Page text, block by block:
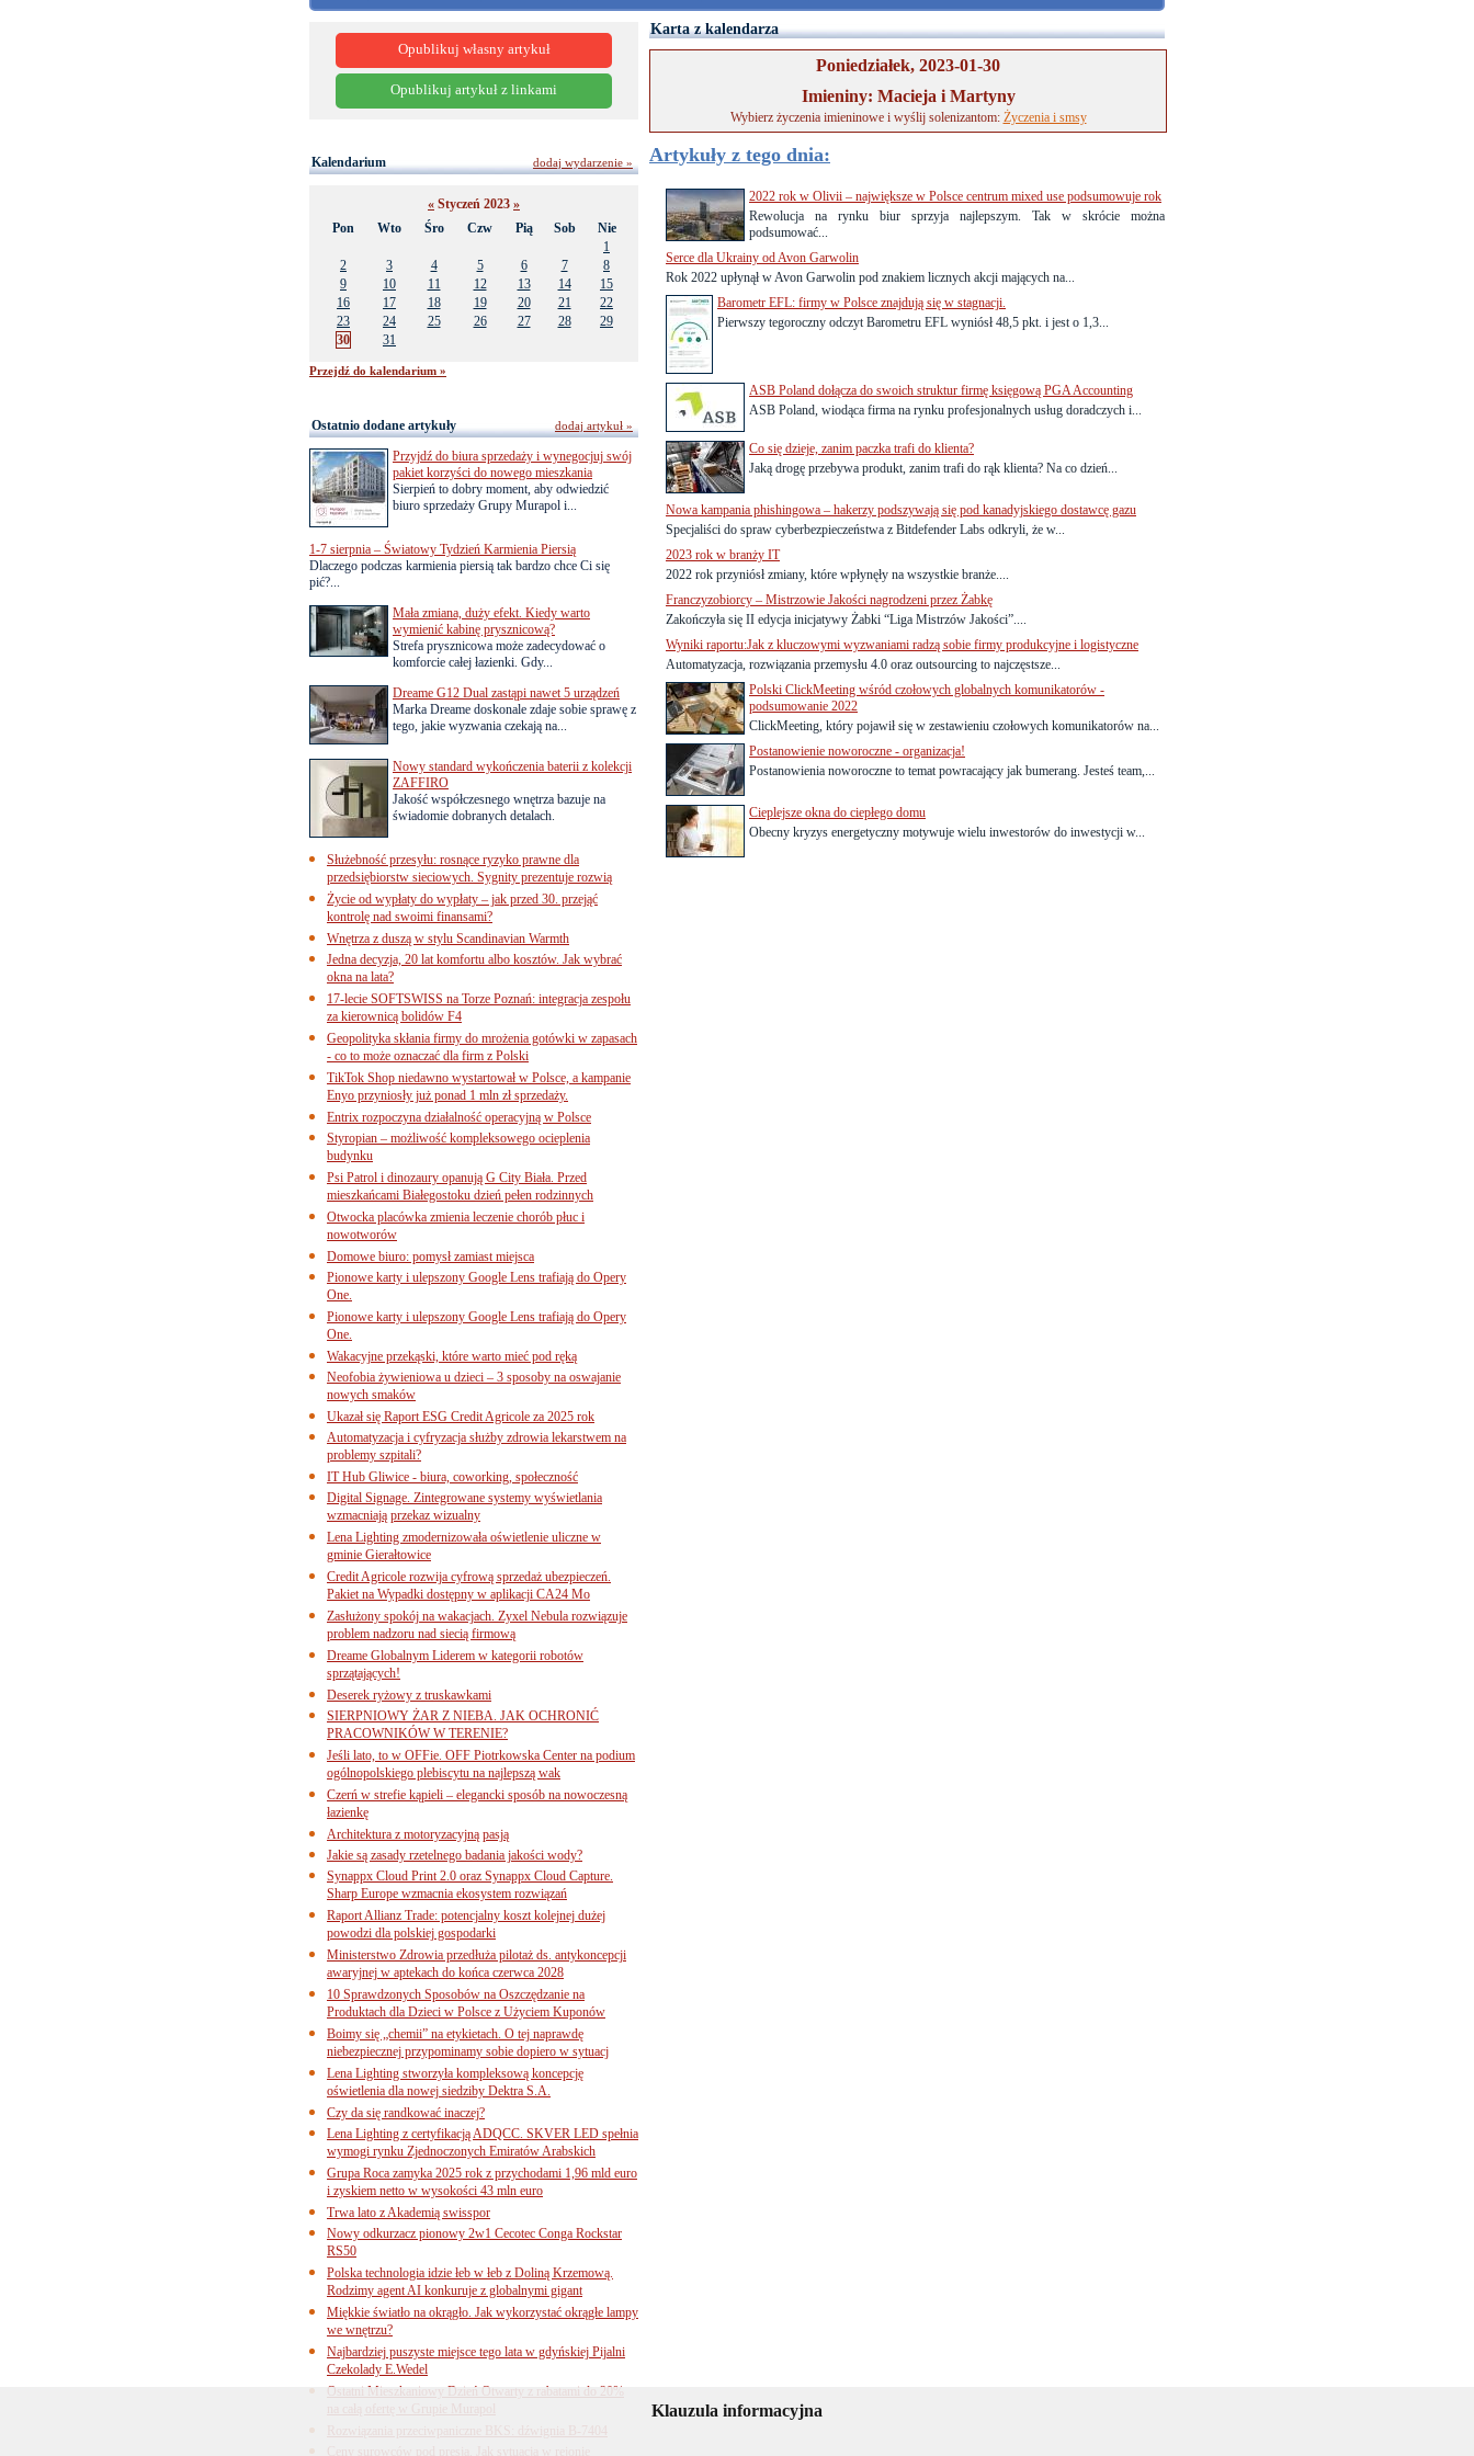
Karta z kalendarza
Poniedziałek, 2023-01-30
Imieniny: Macieja i Martyny
Wybierz życzenia imieninowe i wyślij solenizantom: Życzenia i smsy
Artykuły z tego dnia:
2022 rok w Olivii – największe w Polsce centrum mixed use podsumowuje rok
Rewolucja na rynku biur sprzyja najlepszym. Tak w skrócie można
podsumować...
Serce dla Ukrainy od Avon Garwolin
Rok 2022 upłynął w Avon Garwolin pod znakiem licznych akcji mających na...
Barometr EFL: firmy w Polsce znajdują się w stagnacji.
Pierwszy tegoroczny odczyt Barometru EFL wyniósł 48,5 pkt. i jest o 1,3...
ASB Poland dołącza do swoich struktur firmę księgową PGA Accounting
ASB Poland, wiodąca firma na rynku profesjonalnych usług doradczych i...
Co się dzieje, zanim paczka trafi do klienta?
Jaką drogę przebywa produkt, zanim trafi do rąk klienta? Na co dzień...
Nowa kampania phishingowa – hakerzy podszywają się pod kanadyjskiego dostawcę gazu
Specjaliści do spraw cyberbezpieczeństwa z Bitdefender Labs odkryli, że w...
2023 rok w branży IT
2022 rok przyniósł zmiany, które wpłynęły na wszystkie branże....
Franczyzobiorcy – Mistrzowie Jakości nagrodzeni przez Żabkę
Zakończyła się II edycja inicjatywy Żabki “Liga Mistrzów Jakości”....
Wyniki raportu:Jak z kluczowymi wyzwaniami radzą sobie firmy produkcyjne i logistyczne
Automatyzacja, rozwiązania przemysłu 4.0 oraz outsourcing to najczęstsze...
Polski ClickMeeting wśród czołowych globalnych komunikatorów -
podsumowanie 2022
ClickMeeting, który pojawił się w zestawieniu czołowych komunikatorów na...
Postanowienie noworoczne - organizacja!
Postanowienia noworoczne to temat powracający jak bumerang. Jesteś team,...
Cieplejsze okna do ciepłego domu
Obecny kryzys energetyczny motywuje wielu inwestorów do inwestycji w...
Opublikuj własny artykuł
Opublikuj artykuł z linkami
Kalendarium
« Styczeń 2023 »
Pon
Wto Śro Czw Pią Sob
Nie
1
2
3 4 5 6 7
8
9
10 11 12 13 14
15
16
17 18 19 20 21
22
23
24 25 26 27 28
29
30
31
Przejdź do kalendarium »
dodaj wydarzenie »
Ostatnio dodane artykuły
Przyjdź do biura sprzedaży i wynegocjuj swój
pakiet korzyści do nowego mieszkania
Sierpień to dobry moment, aby odwiedzić
biuro sprzedaży Grupy Murapol i...
1-7 sierpnia – Światowy Tydzień Karmienia Piersią
Dlaczego podczas karmienia piersią tak bardzo chce Ci się
pić?...
Mała zmiana, duży efekt. Kiedy warto
wymienić kabinę prysznicową?
Strefa prysznicowa może zadecydować o
komforcie całej łazienki. Gdy...
Dreame G12 Dual zastąpi nawet 5 urządzeń
Marka Dreame doskonale zdaje sobie sprawę z
tego, jakie wyzwania czekają na...
Nowy standard wykończenia baterii z kolekcji
ZAFFIRO
Jakość współczesnego wnętrza bazuje na
świadomie dobranych detalach.
Służebność przesyłu: rosnące ryzyko prawne dla
przedsiębiorstw sieciowych. Sygnity prezentuje rozwią
Życie od wypłaty do wypłaty – jak przed 30. przejąć
kontrolę nad swoimi finansami?
Wnętrza z duszą w stylu Scandinavian Warmth
Jedna decyzja, 20 lat komfortu albo kosztów. Jak wybrać
okna na lata?
17-lecie SOFTSWISS na Torze Poznań: integracja zespołu
za kierownicą bolidów F4
Geopolityka skłania firmy do mrożenia gotówki w zapasach
- co to może oznaczać dla firm z Polski
TikTok Shop niedawno wystartował w Polsce, a kampanie
Enyo przyniosły już ponad 1 mln zł sprzedaży.
Entrix rozpoczyna działalność operacyjną w Polsce
Styropian – możliwość kompleksowego ocieplenia
budynku
Psi Patrol i dinozaury opanują G City Biała. Przed
mieszkańcami Białegostoku dzień pełen rodzinnych
Otwocka placówka zmienia leczenie chorób płuc i
nowotworów
Domowe biuro: pomysł zamiast miejsca
Pionowe karty i ulepszony Google Lens trafiają do Opery
One.
Pionowe karty i ulepszony Google Lens trafiają do Opery
One.
Wakacyjne przekąski, które warto mieć pod ręką
Neofobia żywieniowa u dzieci – 3 sposoby na oswajanie
nowych smaków
Ukazał się Raport ESG Credit Agricole za 2025 rok
Automatyzacja i cyfryzacja służby zdrowia lekarstwem na
problemy szpitali?
IT Hub Gliwice - biura, coworking, społeczność
Digital Signage. Zintegrowane systemy wyświetlania
wzmacniają przekaz wizualny
Lena Lighting zmodernizowała oświetlenie uliczne w
gminie Gierałtowice
Credit Agricole rozwija cyfrową sprzedaż ubezpieczeń.
Pakiet na Wypadki dostępny w aplikacji CA24 Mo
Zasłużony spokój na wakacjach. Zyxel Nebula rozwiązuje
problem nadzoru nad siecią firmową
Dreame Globalnym Liderem w kategorii robotów
sprzątających!
Deserek ryżowy z truskawkami
SIERPNIOWY ŻAR Z NIEBA. JAK OCHRONIĆ
PRACOWNIKÓW W TERENIE?
Jeśli lato, to w OFFie. OFF Piotrkowska Center na podium
ogólnopolskiego plebiscytu na najlepszą wak
Czerń w strefie kąpieli – elegancki sposób na nowoczesną
łazienkę
Architektura z motoryzacyjną pasją
Jakie są zasady rzetelnego badania jakości wody?
Synappx Cloud Print 2.0 oraz Synappx Cloud Capture.
Sharp Europe wzmacnia ekosystem rozwiązań
Raport Allianz Trade: potencjalny koszt kolejnej dużej
powodzi dla polskiej gospodarki
Ministerstwo Zdrowia przedłuża pilotaż ds. antykoncepcji
awaryjnej w aptekach do końca czerwca 2028
10 Sprawdzonych Sposobów na Oszczędzanie na
Produktach dla Dzieci w Polsce z Użyciem Kuponów
Boimy się „chemii” na etykietach. O tej naprawdę
niebezpiecznej przypominamy sobie dopiero w sytuacj
Lena Lighting stworzyła kompleksową koncepcję
oświetlenia dla nowej siedziby Dektra S.A.
Czy da się randkować inaczej?
Lena Lighting z certyfikacją ADQCC. SKVER LED spełnia
wymogi rynku Zjednoczonych Emiratów Arabskich
Grupa Roca zamyka 2025 rok z przychodami 1,96 mld euro
i zyskiem netto w wysokości 43 mln euro
Trwa lato z Akademią swisspor
Nowy odkurzacz pionowy 2w1 Cecotec Conga Rockstar
RS50
Polska technologia idzie łeb w łeb z Doliną Krzemową.
Rodzimy agent AI konkuruje z globalnymi gigant
Miękkie światło na okrągło. Jak wykorzystać okrągłe lampy
we wnętrzu?
Najbardziej puszyste miejsce tego lata w gdyńskiej Pijalni
Czekolady E.Wedel
Ostatni Mieszkaniowy Dzień Otwarty z rabatami do 20%
na całą ofertę w Grupie Murapol
Rozwiązania przeciwpaniczne BKS: dźwignia B-7404
Ceny surowców pod presją. Jak sytuacja w rejonie
dodaj artykuł »
Klauzula informacyjna